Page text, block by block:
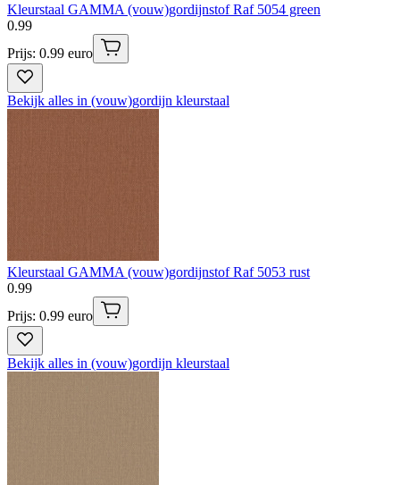
Kleurstaal GAMMA (vouw)gordijnstof Raf 5054 green
0.99
Prijs: 0.99 euro
Bekijk alles in (vouw)gordijn kleurstaal
Kleurstaal GAMMA (vouw)gordijnstof Raf 5053 rust
0.99
Prijs: 0.99 euro
Bekijk alles in (vouw)gordijn kleurstaal